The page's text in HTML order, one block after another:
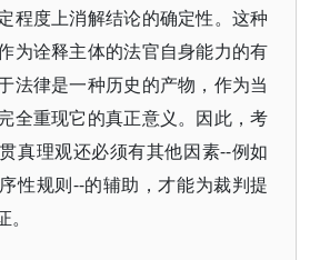
程度上消解结论的确定性。这种
为诠释主体的法官自身能力的有
法律是一种历史的产物，作为当
全重现它的真正意义。因此，考
真理观还必须有其他因素--例如
性规则--的辅助，才能为裁判提